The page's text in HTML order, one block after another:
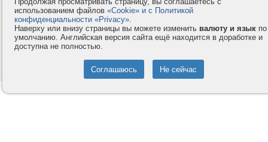
Контакты
Компания
Privacy и Cookie
Услуги
Как оплатить
Помощь
© 2008-2026
- Все права защищены.
использованием файлов «Cookie» и с Политикой
конфиденциальности «Privacy».
Наверху или внизу страницы вы можете изменить валюту и язык по
умолчанию. Английская версия сайта ещё находится в доработке и
доступна не полностью.